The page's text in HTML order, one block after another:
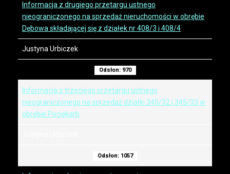
Informacja z drugiego przetargu ustnego
nieograniczonego na sprzedaż nieruchomości w obrębie
Dębowa składającej się z działek nr 408/3 i 408/4
Justyna Urbiczek
Odsłon: 970
Informacja z trzeciego przetargu ustnego
nieograniczonego na sprzedaż działki 345/32 i 345/33 w
obrębie Pociękarb
Odsłon: 1057